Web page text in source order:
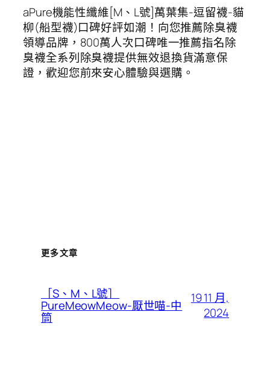
aPure機能性纖維[M、L號]萬葉集-逗留襪-貓
柳(船型襪)口碑好評如潮！向您推薦除臭襪
領導品牌，800萬人次口碑唯一推薦指名除
臭襪全系列除臭襪提供無效退換貨滿意保
證，歡迎您前來安心體驗與選購。
更多文章
［S、M、L號］
PureMeowMeow-厭世喵-中
筒
19 11 月,
2024